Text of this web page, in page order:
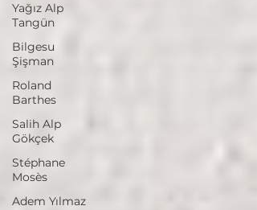
Yağız Alp
Tangün
Bilgesu
Şişman
Roland
Barthes
Salih Alp
Gökçek
Stéphane
Mosès
Adem Yılmaz